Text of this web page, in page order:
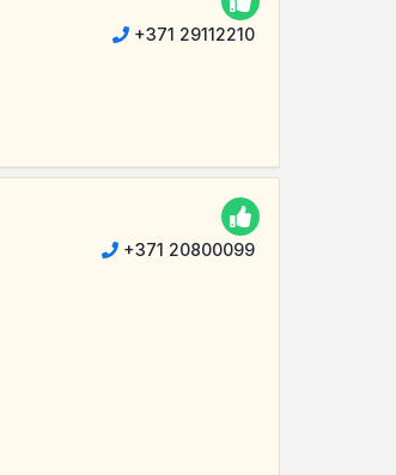
+371 29112210
+371 20800099